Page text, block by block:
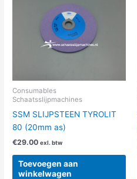
Consumables
Schaatsslijpmachines
SSM SLIJPSTEEN TYROLIT
80 (20mm as)
€29.00 exl. btw
Toevoegen aan
winkelwagen